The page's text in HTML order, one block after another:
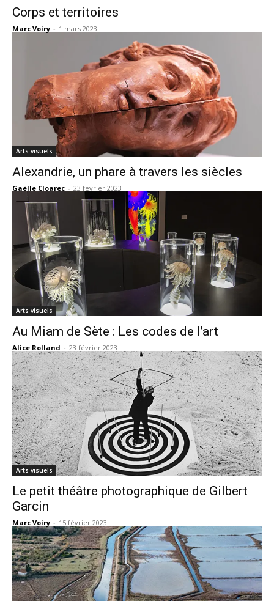
Corps et territoires
Marc Voiry - 1 mars 2023
Arts visuels
Alexandrie, un phare à travers les siècles
Gaëlle Cloarec - 23 février 2023
Arts visuels
Au Miam de Sète : Les codes de l’art
Alice Rolland - 23 février 2023
Arts visuels
Le petit théâtre photographique de Gilbert
Garcin
Marc Voiry - 15 février 2023